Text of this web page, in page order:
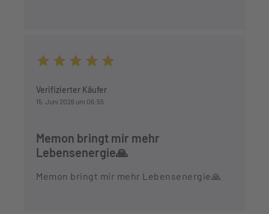
Verifizierter Käufer
15. Juni 2026 um 06:55
Memon bringt mir mehr
Lebensenergie🙏
Memon bringt mir mehr Lebensenergie🙏